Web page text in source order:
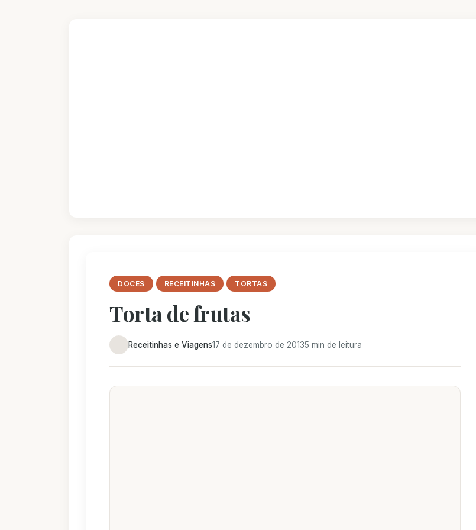
DOCES RECEITINHAS TORTAS
Torta de frutas
Receitinhas e Viagens17 de dezembro de 20135 min de leitura